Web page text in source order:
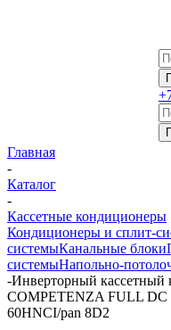
Главная
-
Каталог
-
Кассетные кондиционеры
Кондиционеры и сплит-
системыКанальные блоки
системыНапольно-
-Инверторный кассетный
COMPETENZA FULL DC
60HNCI/pan 8D2